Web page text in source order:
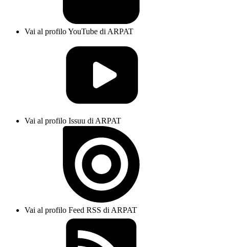
Vai al profilo YouTube di ARPAT
Vai al profilo Issuu di ARPAT
Vai al profilo Feed RSS di ARPAT